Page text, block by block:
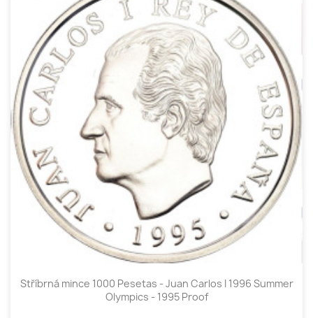
Stříbrná mince 1000 Pesetas - Juan Carlos I 1996 Summer
Olympics - 1995 Proof